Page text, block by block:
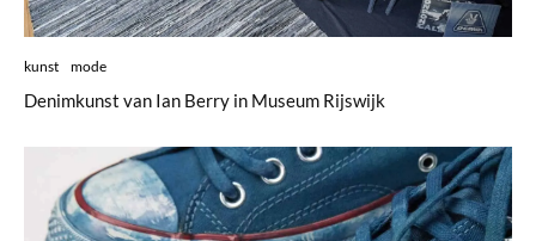
kunst mode
Denimkunst van Ian Berry in Museum Rijswijk